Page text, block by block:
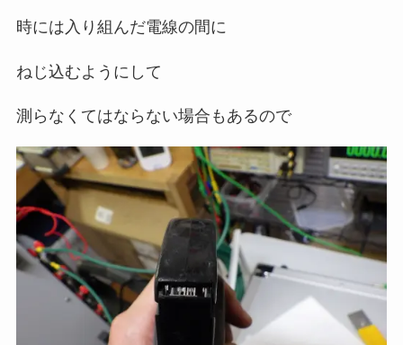
時には入り組んだ電線の間に
ねじ込むようにして
測らなくてはならない場合もあるので